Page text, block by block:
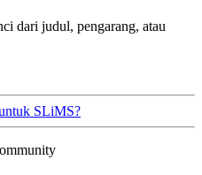
dari judul, pengarang, atau
SLiMS?